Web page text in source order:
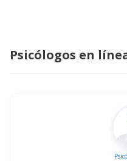
Psicólogos en